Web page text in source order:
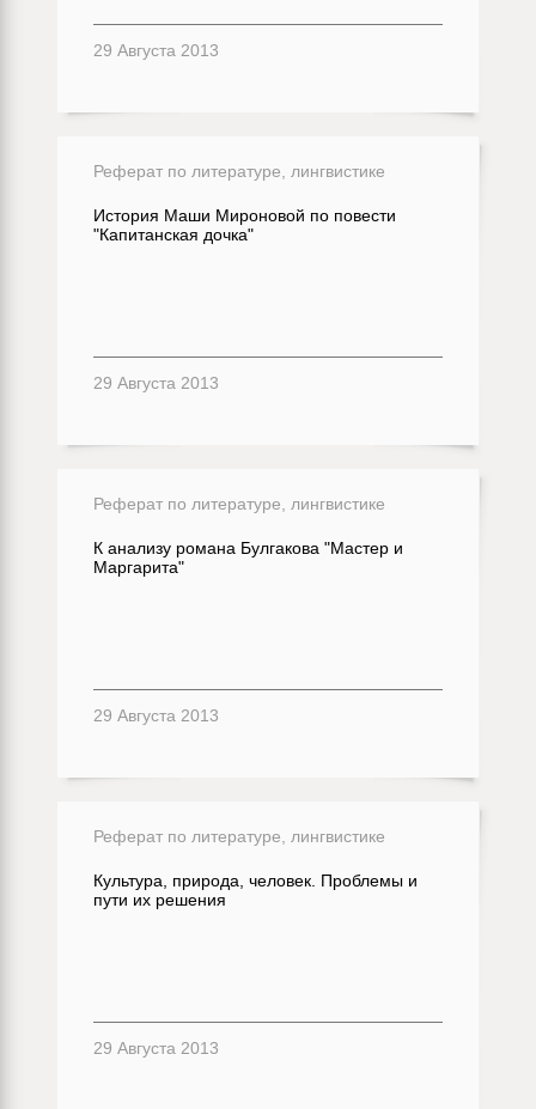
29 Августа 2013
Реферат по литературе, лингвистике
История Маши Мироновой по повести
"Капитанская дочка"
29 Августа 2013
Реферат по литературе, лингвистике
К анализу романа Булгакова "Мастер и
Маргарита"
29 Августа 2013
Реферат по литературе, лингвистике
Культура, природа, человек. Проблемы и
пути их решения
29 Августа 2013